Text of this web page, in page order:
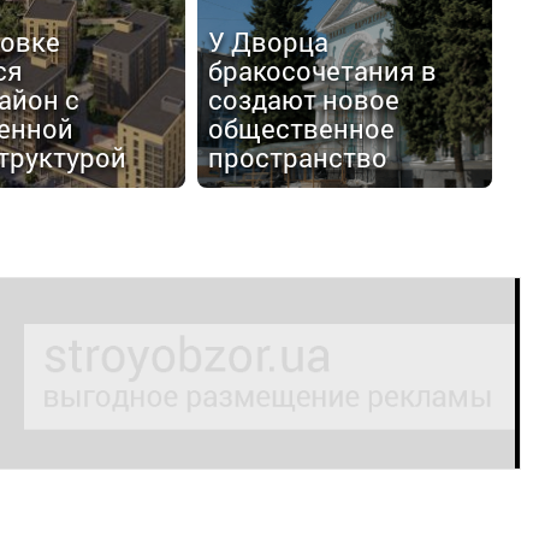
с
У Дворца
бракосочетания в
создают новое
общественное
пространство